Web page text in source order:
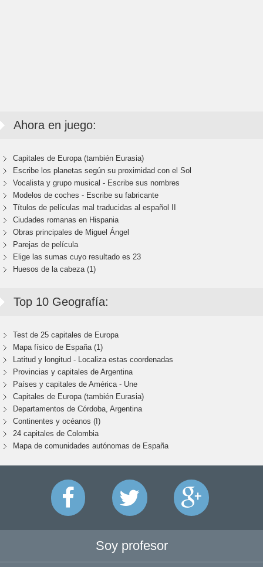
Ahora en juego:
Capitales de Europa (también Eurasia)
Escribe los planetas según su proximidad con el Sol
Vocalista y grupo musical - Escribe sus nombres
Modelos de coches - Escribe su fabricante
Títulos de películas mal traducidas al español II
Ciudades romanas en Hispania
Obras principales de Miguel Ángel
Parejas de película
Elige las sumas cuyo resultado es 23
Huesos de la cabeza (1)
Top 10 Geografía:
Test de 25 capitales de Europa
Mapa físico de España (1)
Latitud y longitud - Localiza estas coordenadas
Provincias y capitales de Argentina
Países y capitales de América - Une
Capitales de Europa (también Eurasia)
Departamentos de Córdoba, Argentina
Continentes y océanos (I)
24 capitales de Colombia
Mapa de comunidades autónomas de España
Soy profesor